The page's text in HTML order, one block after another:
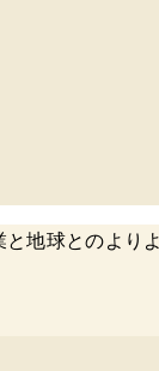
地球とのより